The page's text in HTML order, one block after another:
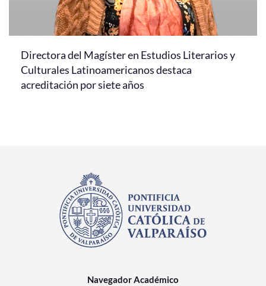
Directora del Magíster en Estudios Literarios y
Culturales Latinoamericanos destaca
acreditación por siete años
Navegador Académico